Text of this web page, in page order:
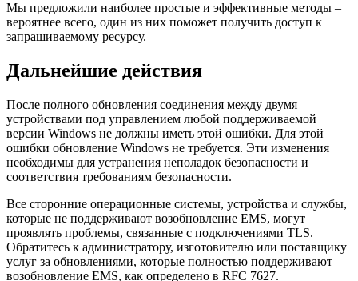
Мы предложили наиболее простые и эффективные методы –
вероятнее всего, один из них поможет получить доступ к
запрашиваемому ресурсу.
Дальнейшие действия
После полного обновления соединения между двумя
устройствами под управлением любой поддерживаемой
версии Windows не должны иметь этой ошибки. Для этой
ошибки обновление Windows не требуется. Эти изменения
необходимы для устранения неполадок безопасности и
соответствия требованиям безопасности.
Все сторонние операционные системы, устройства и службы,
которые не поддерживают возобновление EMS, могут
проявлять проблемы, связанные с подключениями TLS.
Обратитесь к администратору, изготовителю или поставщику
услуг за обновлениями, которые полностью поддерживают
возобновление EMS, как определено в RFC 7627.